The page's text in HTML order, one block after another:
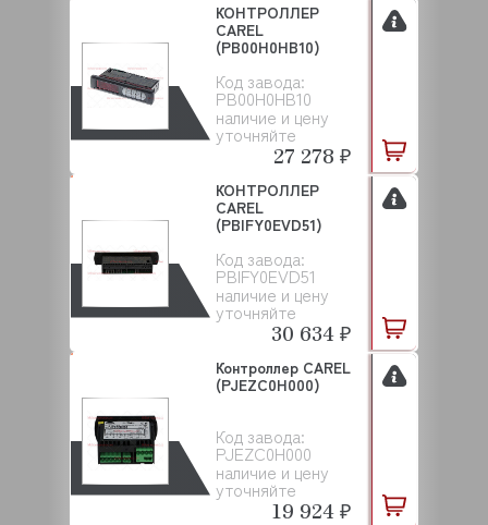
Код завода:
PB00H0HB10
наличие и цену
уточняйте
КОНТРОЛЛЕР
CAREL
(PB00H0HB10)
27 278 ₽
Код завода:
PBIFY0EVD51
наличие и цену
уточняйте
КОНТРОЛЛЕР
CAREL
(PBIFY0EVD51)
30 634 ₽
Код завода:
PJEZC0H000
наличие и цену
уточняйте
Контроллер CAREL
(PJEZC0H000)
19 924 ₽